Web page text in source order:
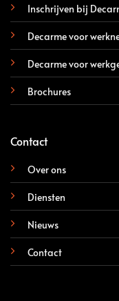
Inschrijven bij
Decarme voor
Decarme voor
Brochures
Contact
Over ons
Diensten
Nieuws
Contact